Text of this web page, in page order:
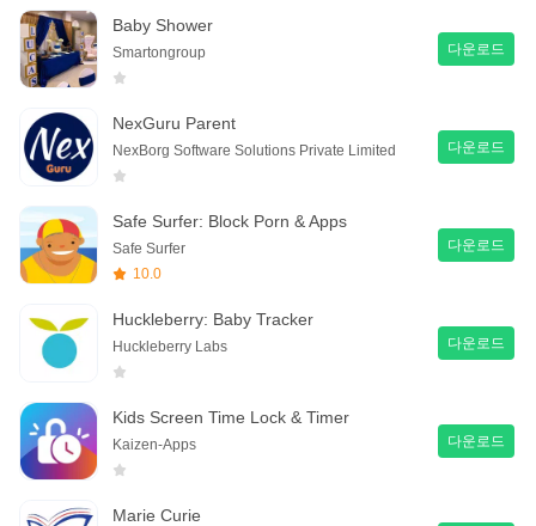
Baby Shower
Smartongroup 다운로드
NexGuru Parent
NexBorg Software Solutions Private Limited 다운로드
Safe Surfer: Block Porn & Apps
Safe Surfer
10.0
다운로드
Huckleberry: Baby Tracker
Huckleberry Labs 다운로드
Kids Screen Time Lock & Timer
Kaizen-Apps 다운로드
Marie Curie